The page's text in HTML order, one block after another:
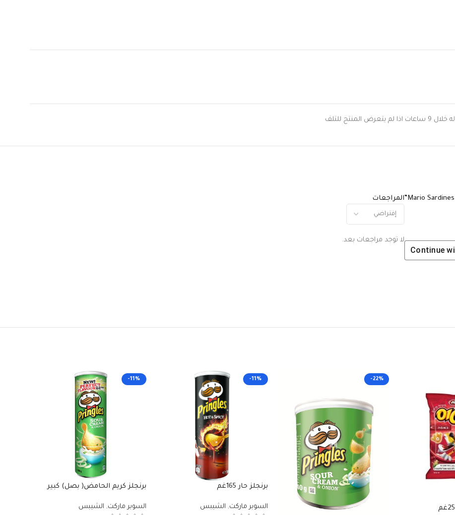
للتلف
المراجعات
لا توجد مراجعات بعد.
Continue
-22%
-11%
برنجلز حار 165غم
السوبر ماركت, الشيبس
-11%
برنجلز كريم الحامض( بصل) كبير
السوبر ماركت, الشيبس